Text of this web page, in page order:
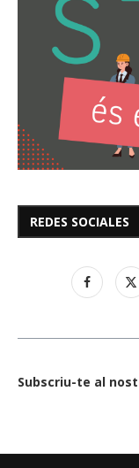
REDES SOCIALES
Subscriu-te al